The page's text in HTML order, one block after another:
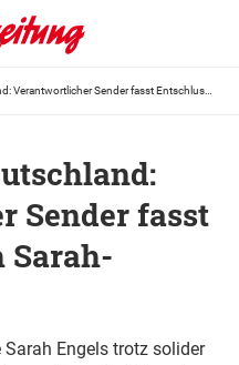
Sender fasst
Sarah-
Engels trotz solider